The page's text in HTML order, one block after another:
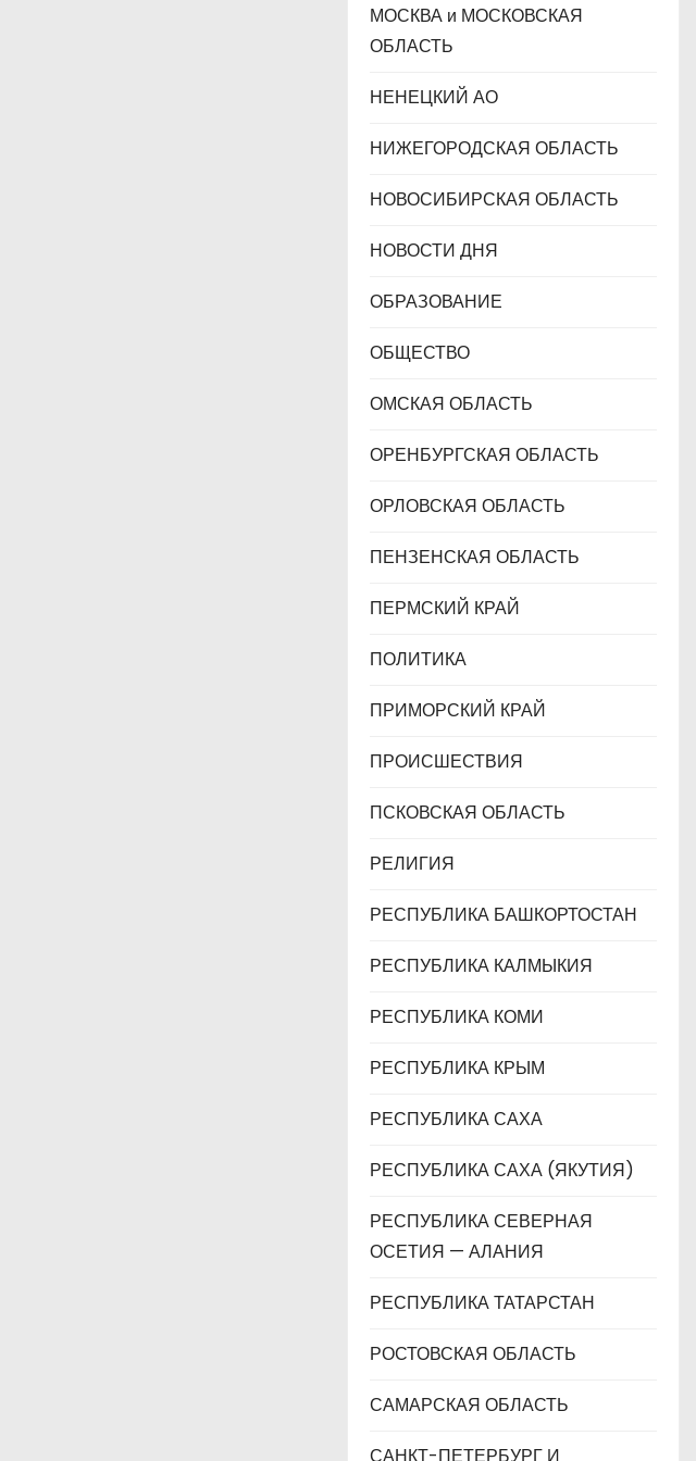
МОСКВА и МОСКОВСКАЯ
ОБЛАСТЬ
НЕНЕЦКИЙ АО
НИЖЕГОРОДСКАЯ ОБЛАСТЬ
НОВОСИБИРСКАЯ ОБЛАСТЬ
НОВОСТИ ДНЯ
ОБРАЗОВАНИЕ
ОБЩЕСТВО
ОМСКАЯ ОБЛАСТЬ
ОРЕНБУРГСКАЯ ОБЛАСТЬ
ОРЛОВСКАЯ ОБЛАСТЬ
ПЕНЗЕНСКАЯ ОБЛАСТЬ
ПЕРМСКИЙ КРАЙ
ПОЛИТИКА
ПРИМОРСКИЙ КРАЙ
ПРОИСШЕСТВИЯ
ПСКОВСКАЯ ОБЛАСТЬ
РЕЛИГИЯ
РЕСПУБЛИКА БАШКОРТОСТАН
РЕСПУБЛИКА КАЛМЫКИЯ
РЕСПУБЛИКА КОМИ
РЕСПУБЛИКА КРЫМ
РЕСПУБЛИКА САХА
РЕСПУБЛИКА САХА (ЯКУТИЯ)
РЕСПУБЛИКА СЕВЕРНАЯ
ОСЕТИЯ — АЛАНИЯ
РЕСПУБЛИКА ТАТАРСТАН
РОСТОВСКАЯ ОБЛАСТЬ
САМАРСКАЯ ОБЛАСТЬ